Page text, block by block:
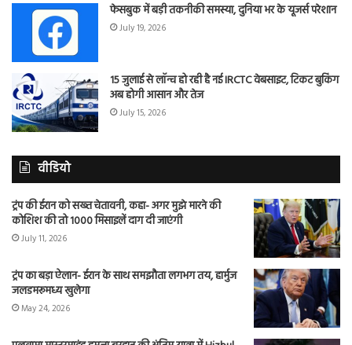
फेसबुक में बड़ी तकनीकी समस्या, दुनिया भर के यूजर्स परेशान
July 19, 2026
15 जुलाई से लॉन्च हो रही है नई IRCTC वेबसाइट, टिकट बुकिंग
अब होगी आसान और तेज
July 15, 2026
वीडियो
ट्रंप की ईरान को सख्त चेतावनी, कहा- अगर मुझे मारने की
कोशिश की तो 1000 मिसाइलें दाग दी जाएंगी
July 11, 2026
ट्रंप का बड़ा ऐलान- ईरान के साथ समझौता लगभग तय, हार्मुज
जलडमरूमध्य खुलेगा
May 24, 2026